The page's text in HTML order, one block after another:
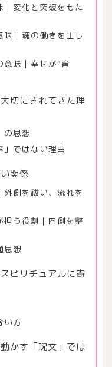
｜変化と突破をもた
｜魂の働きを正し
味｜幸せが“育
切にされてきた理
の思想
」ではない理由
関係
側を祓い、流れを
担う役割｜内側を整
思想
ピリチュアルに寄
い方
かす「呪文」では